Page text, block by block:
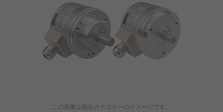
この画像は商品カテゴリーのイメージです。